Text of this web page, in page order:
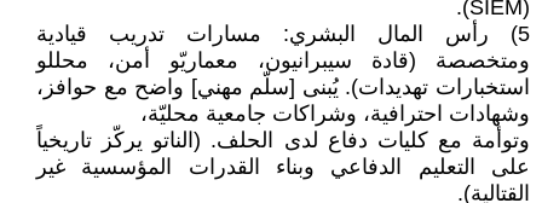
(SIEM).
5) رأس المال البشري: مسارات تدريب قيادية
ومتخصصة (قادة سيبرانيون، معماريّو أمن، محللو
استخبارات تهديدات). يُبنى [سلّم مهني] واضح مع حوافز،
وشهادات احترافية، وشراكات جامعية محليّة،
وتوأمة مع كليات دفاع لدى الحلف. (الناتو يركّز تاريخياً
على التعليم الدفاعي وبناء القدرات المؤسسية غير
القتالية).